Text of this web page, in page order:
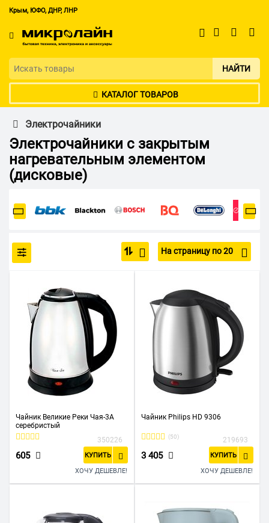
Крым, ЮФО, ДНР, ЛНР
НАЙТИ
КАТАЛОГ ТОВАРОВ
Электрочайники
Электрочайники с закрытым
нагревательным элементом
(дисковые)
На страницу по 20
Чайник Великие Реки Чая-3А
серебристый
350226
605 КУПИТЬ
ХОЧУ ДЕШЕВЛЕ!
Чайник Philips HD 9306
(50) 219693
3 405 КУПИТЬ
ХОЧУ ДЕШЕВЛЕ!